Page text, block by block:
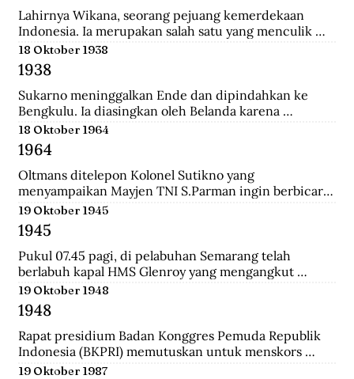
Lahirnya Wikana, seorang pejuang kemerdekaan
Indonesia. Ia merupakan salah satu yang menculik
Sukaro dan Hatta dalam Peristiwa Rengasdengklok.
18 Oktober 1938
1938
Sukarno meninggalkan Ende dan dipindahkan ke
Bengkulu. Ia diasingkan oleh Belanda karena
dianggap membahayakan pemerintahan Belanda.
18 Oktober 1964
1964
Oltmans ditelepon Kolonel Sutikno yang
menyampaikan Mayjen TNI S.Parman ingin berbicara
dengannya. Oltmans bertemu dengan Parman
sehingga ini pertemuan yang mendekatkan mereka.
Bahkan Parman pernah meminta tolong untuk
bertemu dengan Verrips yang diduga merampok uang
Bank Indonesia.
19 Oktober 1945
1945
Pukul 07.45 pagi, di pelabuhan Semarang telah
berlabuh kapal HMS Glenroy yang mengangkut
tentara Sekutu, yaitu pasukan Inggris dari brigade
ke-37 yang diantaranya terdiri dari prajurit Gurkha.
Tak beberapa lama, sekitar pukul 08.00.
Wongsonegoro membacakan isi persetujuan
penghentian tembak menembak antara pasukan TKR
(Tentara Keamanan Rakyat) dengan tentara Jepang.
19 Oktober 1948
1948
Rapat presidium Badan Konggres Pemuda Republik
Indonesia (BKPRI) memutuskan untuk menskors
Pemuda Sosialis Indonesia (Pesindo).
19 Oktober 1987